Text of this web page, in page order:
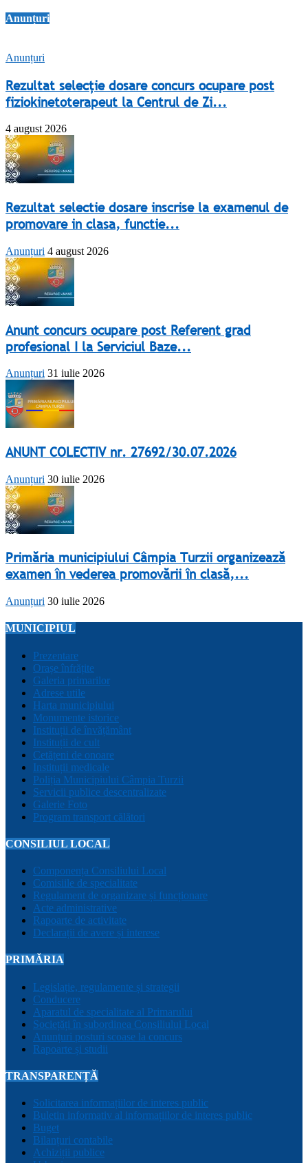
Anunțuri
Anunțuri
Rezultat selecție dosare concurs ocupare post
fiziokinetoterapeut la Centrul de Zi...
4 august 2026
Rezultat selectie dosare inscrise la examenul de
promovare in clasa, functie...
Anunțuri 4 august 2026
Anunt concurs ocupare post Referent grad
profesional I la Serviciul Baze...
Anunțuri 31 iulie 2026
ANUNT COLECTIV nr. 27692/30.07.2026
Anunțuri 30 iulie 2026
Primăria municipiului Câmpia Turzii organizează
examen în vederea promovării în clasă,...
Anunțuri 30 iulie 2026
MUNICIPIUL
Prezentare
Orașe înfrățite
Galeria primarilor
Adrese utile
Harta municipiului
Monumente istorice
Instituții de învățământ
Instituții de cult
Cetățeni de onoare
Instituții medicale
Poliția Municipiului Câmpia Turzii
Servicii publice descentralizate
Galerie Foto
Program transport călători
CONSILIUL LOCAL
Componența Consiliului Local
Comisiile de specialitate
Regulament de organizare și funcționare
Acte administrative
Rapoarte de activitate
Declarații de avere și interese
PRIMĂRIA
Legislație, regulamente și strategii
Conducere
Aparatul de specialitate al Primarului
Sociețăți în subordinea Consiliului Local
Anunțuri posturi scoase la concurs
Rapoarte și studii
TRANSPARENȚĂ
Solicitarea informațiilor de interes public
Buletin informativ al informațiilor de interes public
Buget
Bilanțuri contabile
Achiziții publice